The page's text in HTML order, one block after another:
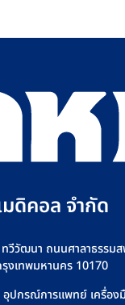
ดิคอล จำกัด
วีวัฒนา ถนนศาลาธรรม
งเทพมหานคร 10170
อุปกรณ์การแพทย์ เครื่อ